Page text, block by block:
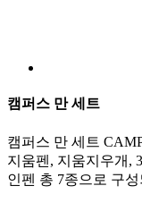
캠퍼스 만 세트
캠퍼스 만 세트
지움펜, 지움지우개,
인펜 총 7종으로 구